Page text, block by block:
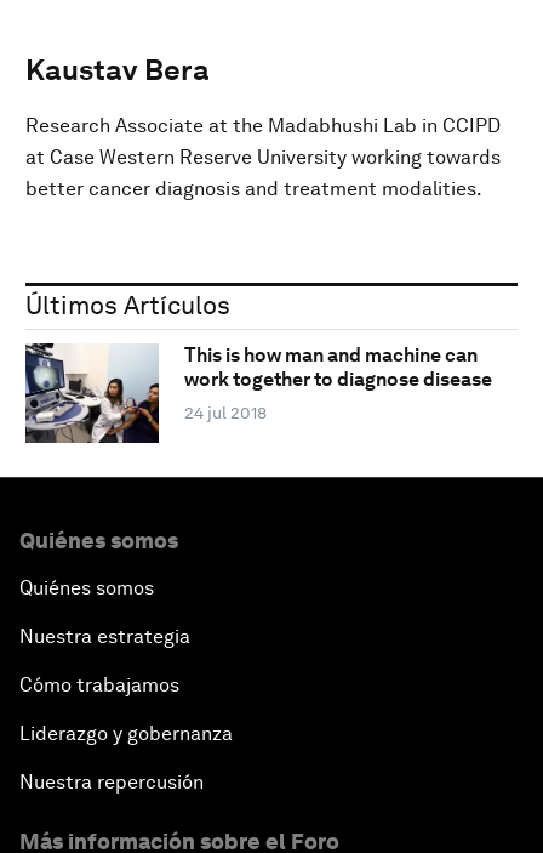
Kaustav Bera
Research Associate at the Madabhushi Lab in CCIPD
at Case Western Reserve University working towards
better cancer diagnosis and treatment modalities.
Últimos Artículos
This is how man and machine can
work together to diagnose disease
24 jul 2018
Quiénes somos
Quiénes somos
Nuestra estrategia
Cómo trabajamos
Liderazgo y gobernanza
Nuestra repercusión
Más información sobre el Foro